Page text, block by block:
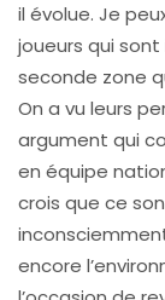
il évolue. Je
joueurs qui
seconde zone
On a vu leurs
argument qui
en équipe
crois que ce
encore